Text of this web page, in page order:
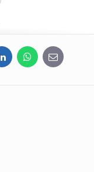
LinkedInWhatsApp
E-
mail